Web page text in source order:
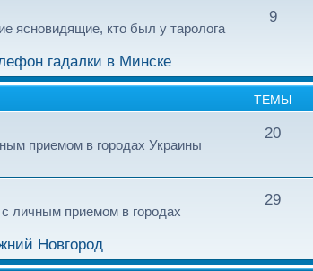
ясновидящие, кто был у таролога
гадалки в Минске
9
ТЕМЫ
приемом в городах Украины
20
личным приемом в городах
Новгород
29